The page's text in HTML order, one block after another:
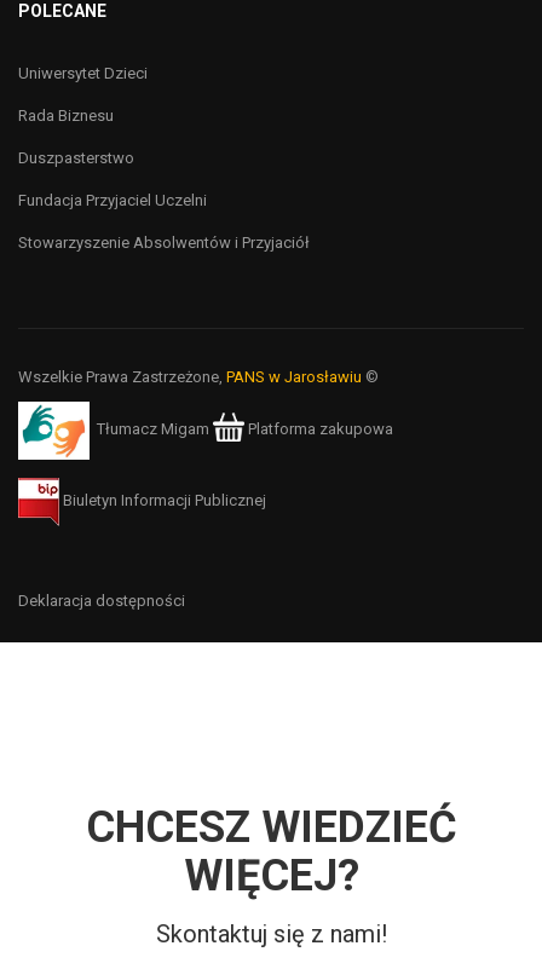
POLECANE
Uniwersytet Dzieci
Rada Biznesu
Duszpasterstwo
Fundacja Przyjaciel Uczelni
Stowarzyszenie Absolwentów i Przyjaciół
Wszelkie Prawa Zastrzeżone, PANS w Jarosławiu ©
Tłumacz Migam Platforma zakupowa
Biuletyn Informacji Publicznej
Deklaracja dostępności
CHCESZ WIEDZIEĆ
WIĘCEJ?
Skontaktuj się z nami!